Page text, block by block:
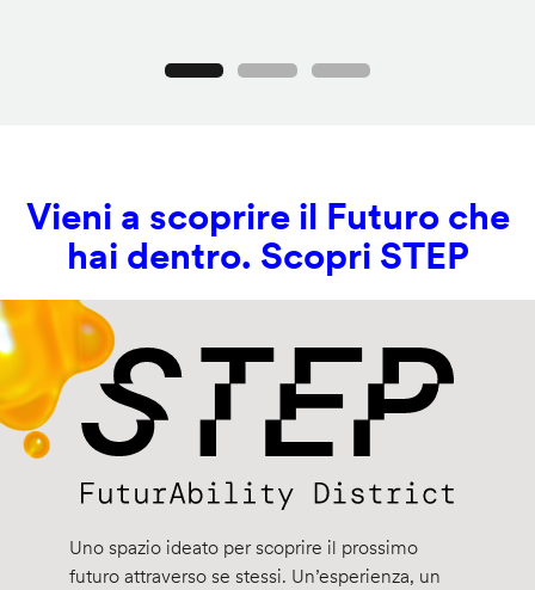
Vieni a scoprire il Futuro che
hai dentro. Scopri STEP
Uno spazio ideato per scoprire il prossimo
futuro attraverso se stessi. Un’esperienza, un